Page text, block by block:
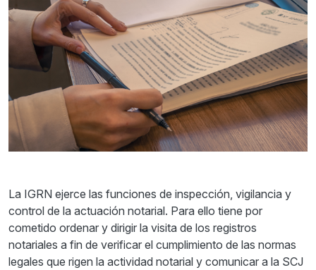
La IGRN ejerce las funciones de inspección, vigilancia y
control de la actuación notarial. Para ello tiene por
cometido ordenar y dirigir la visita de los registros
notariales a fin de verificar el cumplimiento de las normas
legales que rigen la actividad notarial y comunicar a la SCJ